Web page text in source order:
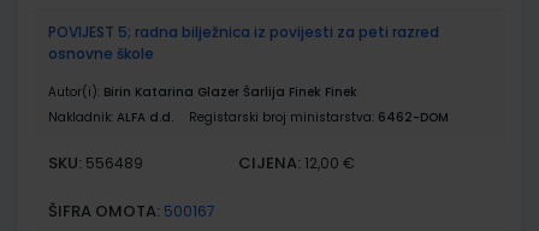
POVIJEST 5; radna bilježnica iz povijesti za peti razred
osnovne škole
Autor(i): Birin Katarina Glazer Šarlija Finek Finek
Nakladnik: ALFA d.d. Registarski broj ministarstva: 6462-DOM
SKU: 556489 CIJENA: 12,00 €
ŠIFRA OMOTA: 500167